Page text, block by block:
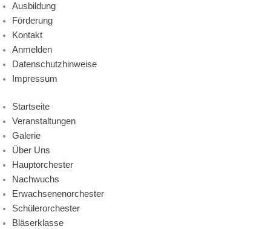
Ausbildung
Förderung
Kontakt
Anmelden
Datenschutzhinweise
Impressum
Startseite
Veranstaltungen
Galerie
Über Uns
Hauptorchester
Nachwuchs
Erwachsenenorchester
Schülerorchester
Bläserklasse